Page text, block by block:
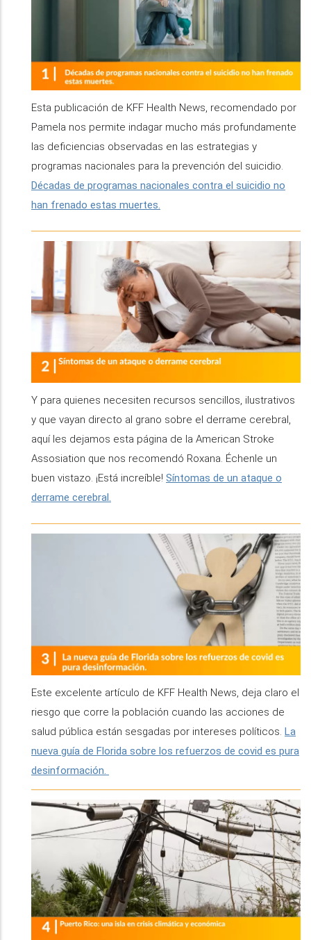
Esta publicación de KFF Health News, recomendado por
Pamela nos permite indagar mucho más profundamente
las deficiencias observadas en las estrategias y
programas nacionales para la prevención del suicidio.
Décadas de programas nacionales contra el suicidio no
han frenado estas muertes.
Y para quienes necesiten recursos sencillos, ilustrativos
y que vayan directo al grano sobre el derrame cerebral,
aquí les dejamos esta página de la American Stroke
Assosiation que nos recomendó Roxana. Échenle un
buen vistazo. ¡Está increíble! Síntomas de un ataque o
derrame cerebral.
Este excelente artículo de KFF Health News, deja claro el
riesgo que corre la población cuando las acciones de
salud pública están sesgadas por intereses políticos. La
nueva guía de Florida sobre los refuerzos de covid es pura
desinformación.